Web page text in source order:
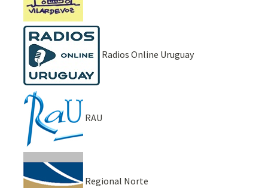
Radios Online Uruguay
RAU
Regional Norte